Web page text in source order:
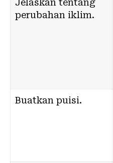
Jelaskan tentang
perubahan iklim.
Buatkan puisi.